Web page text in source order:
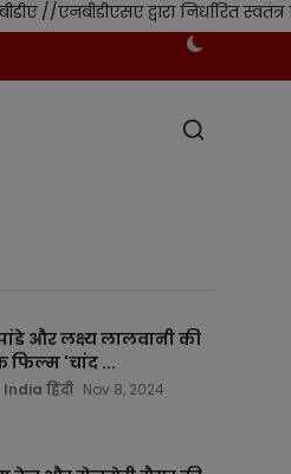
द्वारा निर्धारित स्वतंत्र
और लक्ष्य लालवानी की
फिल्म 'चांद ...
हिंदी Nov 8, 2024